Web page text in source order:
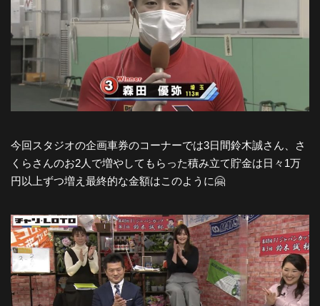
今回スタジオの企画車券のコーナーでは3日間鈴木誠さん、さ
くらさんのお2人で増やしてもらった積み立て貯金は日々1万
円以上ずつ増え最終的な金額はこのように🤗